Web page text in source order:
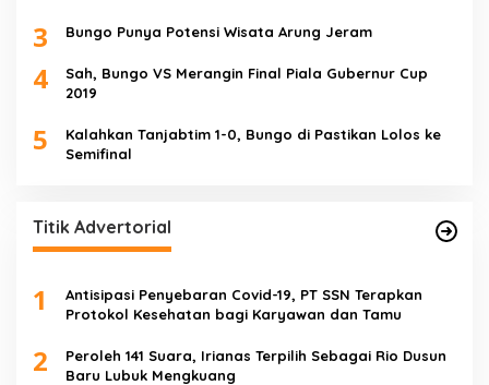
3 Bungo Punya Potensi Wisata Arung Jeram
4
Sah, Bungo VS Merangin Final Piala Gubernur Cup
2019
5
Kalahkan Tanjabtim 1-0, Bungo di Pastikan Lolos ke
Semifinal
Titik Advertorial
1
Antisipasi Penyebaran Covid-19, PT SSN Terapkan
Protokol Kesehatan bagi Karyawan dan Tamu
2
Peroleh 141 Suara, Irianas Terpilih Sebagai Rio Dusun
Baru Lubuk Mengkuang